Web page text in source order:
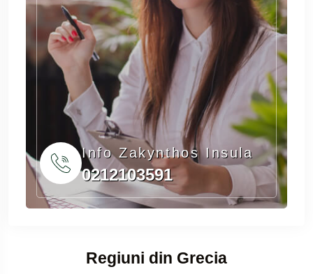
Info Zakynthos Insula
0212103591
Regiuni din Grecia